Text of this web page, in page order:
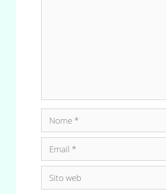
Nome
Email
Sito